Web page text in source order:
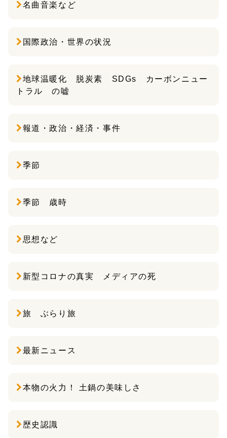
名曲音楽など
国際政治・世界の状況
地球温暖化 脱炭素 SDGs カーボンニュー
トラル の嘘
報道・政治・経済・事件
季節
季節 歳時
思想など
新型コロナの真実 メディアの死
旅 ぶらり旅
最新ニュース
本物の火力！ 土鍋の美味しさ
歴史認識